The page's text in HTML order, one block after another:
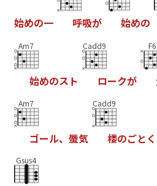
始めの一 呼吸が 始めの
Am7
始めのス ト
Cadd9
ロークが
F6
Am7
ゴール、 蜃気
Cadd9
楼のごと く
Gsus4